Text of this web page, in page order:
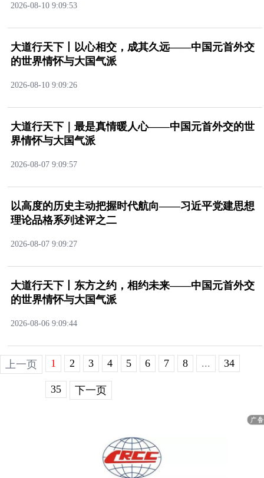
2026-08-109:09:53
大道行天下丨以心相交，成其久远——中国元首外交
的世界情怀与大国气派
2026-08-109:09:26
大道行天下｜最是真情暖人心——中国元首外交的世
界情怀与大国气派
2026-08-079:09:57
以高度的历史主动把握时代航向——习近平党建思想
理论品格系列述评之二
2026-08-079:09:27
大道行天下丨东方之约，相约未来——中国元首外交
的世界情怀与大国气派
2026-08-069:09:44
上一页 1 2 3 4 5 6 7 8 ... 34
35 下一页